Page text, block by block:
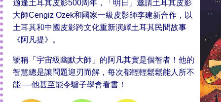
適逢土耳其皮影500周年，「明日」邀請土耳其皮影
大師Cengiz Ozek和國家一級皮影師李建新合作，以
土耳其和中國皮影跨文化重新演繹土耳其民間故事
《阿凡提》。
號稱「宇宙級幽默大師」的阿凡其實是個智者！他的
智慧總是讓問題迎刃而解，每次都輕輕鬆鬆能人所不
能──他甚至能令驢子學會看書！